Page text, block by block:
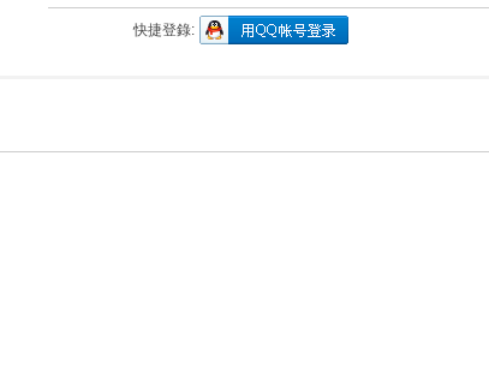
快捷登錄: